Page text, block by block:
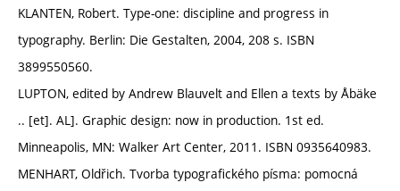
KLANTEN, Robert. Type-one: discipline and progress in
typography. Berlin: Die Gestalten, 2004, 208 s. ISBN
3899550560.
LUPTON, edited by Andrew Blauvelt and Ellen a texts by Åbäke
.. [et]. AL]. Graphic design: now in production. 1st ed.
Minneapolis, MN: Walker Art Center, 2011. ISBN 0935640983.
MENHART, Oldřich. Tvorba typografického písma: pomocná